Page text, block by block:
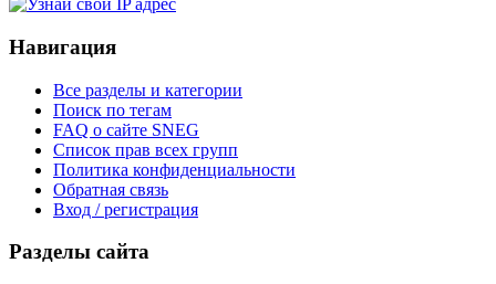
Навигация
Все разделы и категории
Поиск по тегам
FAQ о сайте SNEG
Список прав всех групп
Политика конфиденциальности
Обратная связь
Вход / регистрация
Разделы сайта